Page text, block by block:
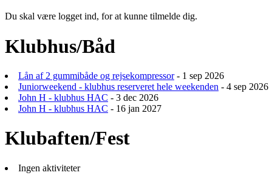
Du skal være logget ind, for at kunne tilmelde dig.
Klubhus/Båd
Lån af 2 gummibåde og rejsekompressor- 1 sep 2026
Juniorweekend - klubhus reserveret hele weekenden - 4 sep 2026
John H - klubhus HAC - 3 dec 2026
John H - klubhus HAC - 16 jan 2027
Klubaften/Fest
Ingen aktiviteter